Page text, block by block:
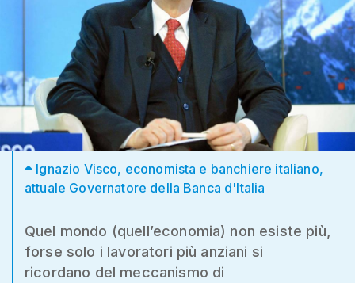
Ignazio Visco, economista e banchiere italiano,
attuale Governatore della Banca d'Italia
Quel mondo (quell’economia) non esiste più,
forse solo i lavoratori più anziani si
ricordano del meccanismo di